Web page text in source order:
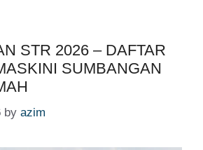
STR 2026 – DAFTAR
SUMBANGAN
by azim